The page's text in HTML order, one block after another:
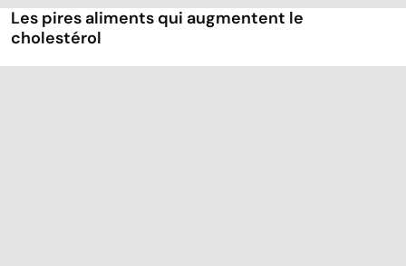
Les pires aliments qui augmentent le
cholestérol